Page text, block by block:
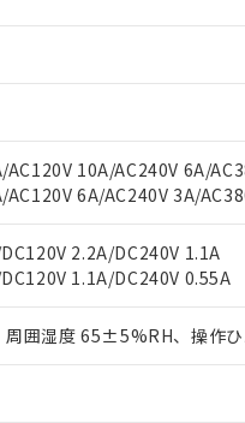
10A/AC240V 6A/
6A/AC240V 3A/
2.2A/DC240V 1.1A
1.1A/DC240V 0.55A
囲湿度 65±5%RH、操作
御機器事業取扱商品の当社
商品の中には、本サービス
標準価格はお客様のお取引
ださい。
格結果を当社の事前の承諾
リスト作成サービス）をご
。
ト上で当社にご登録された
ビスに関するお客様との取
別名：DOP) 1000ppm以下、
酸ジイソブチル (DIBP) 1000ppm以下
制御機器に対する適用除外項目は除
ては閾値を超える意図的な使用がな
により、予定月が前後する
ロード
が中国RoHSの基準値を超
、 Cd(カドミウム) : 100ppm、
シル)) : 1000ppm
のすべてが基準値以下であ
売部門へお問い合わせくだ
品のうち、外国為替および
とります。
兵器、ミサイル、化学兵器
ません。
三者に販売する場合は、上
いが在庫あり
庫状況については、お客様
販売員にご確認ください)
た在庫状況の情報を公開して